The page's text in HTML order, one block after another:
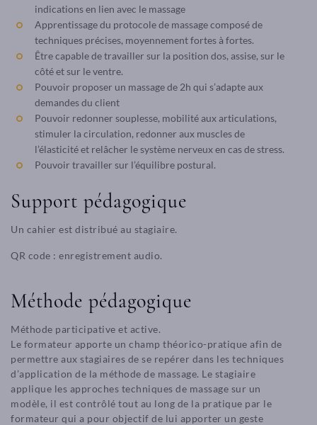
indications en lien avec le massage
Apprentissage du protocole de massage composé de
techniques précises, moyennement fortes à fortes.
Être capable de travailler sur la position dos, assise, sur le
côté et sur le ventre.
Pouvoir proposer un massage de 2h qui s’adapte aux
demandes du client
Pouvoir redonner souplesse, mobilité aux articulations,
stimuler la circulation, redonner aux muscles de
l’élasticité et relâcher le système nerveux en cas de stress.
Pouvoir travailler sur l’équilibre postural.
Support pédagogique
Un cahier est distribué au stagiaire.
QR code : enregistrement audio.
Méthode pédagogique
Méthode participative et active.
Le formateur apporte un champ théorico-pratique afin de
permettre aux stagiaires de se repérer dans les techniques
d’application de la méthode de massage. Le stagiaire
applique les approches techniques de massage sur un
modèle, il est contrôlé tout au long de la pratique par le
formateur qui a pour objectif de lui apporter un geste